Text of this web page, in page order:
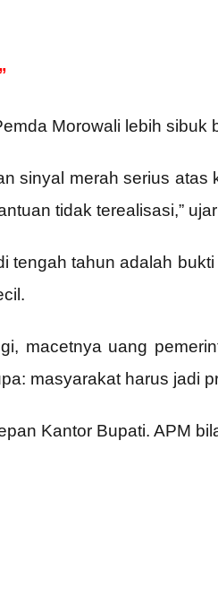
Morowali lebih
sinyal merah serius
tidak terealisasi,”
tengah tahun adalah
macetnya uang
masyarakat harus jadi
Kantor Bupati. APM